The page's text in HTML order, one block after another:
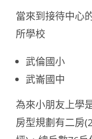
當來到接待中心
所學校
武倫國小
武崙國中
為來小朋友上學
房型規劃有二房